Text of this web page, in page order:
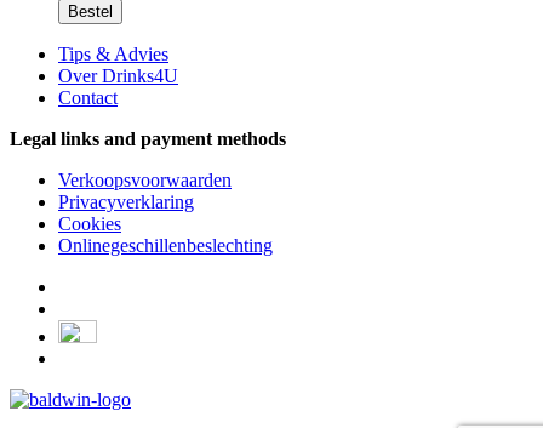
Bestel
Tips & Advies
Over Drinks4U
Contact
Legal links and payment methods
Verkoopsvoorwaarden
Privacyverklaring
Cookies
Onlinegeschillenbeslechting